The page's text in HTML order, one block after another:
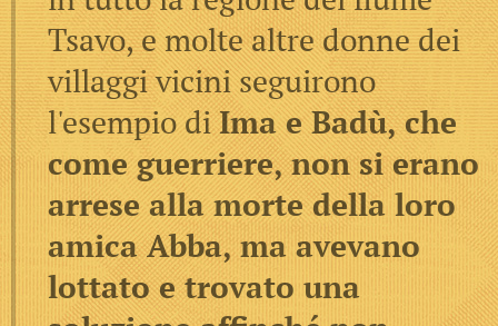
Tsavo, e molte altre donne dei
villaggi vicini seguirono
l'esempio diIma e Badù, che
come guerriere, non si erano
arrese alla morte della loro
amica Abba, ma avevano
lottato e trovato una